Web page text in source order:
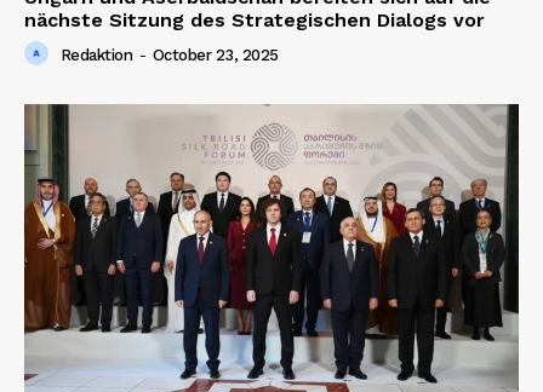
nächste Sitzung des Strategischen Dialogs vor
Redaktion - October 23, 2025